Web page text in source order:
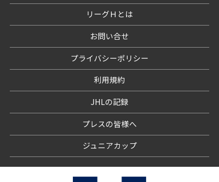
リーグＨとは
お問い合せ
プライバシーポリシー
利用規約
JHLの記録
プレスの皆様へ
ジュニアカップ